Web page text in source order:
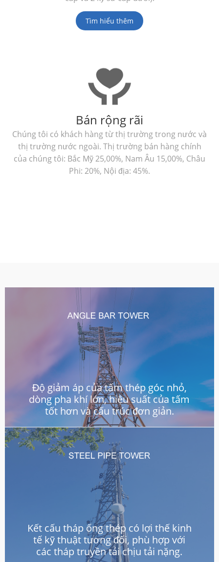
Tìm hiểu thêm
Bán rộng rãi
Chúng tôi có khách hàng từ thị trường trong nước và
thị trường nước ngoài. Thị trường bán hàng chính
của chúng tôi: Bắc Mỹ 25,00%, Nam Âu 15,00%, Châu
Phi: 20%, Nội địa: 45%.
Độ giảm áp của tấm thép góc nhỏ,
dòng pha khí lớn, hiệu suất của tấm
tốt hơn và cấu trúc đơn giản.
Kết cấu tháp ống thép có lợi thế kinh
tế kỹ thuật tương đối, phù hợp với
các tháp truyền tải chịu tải nặng.